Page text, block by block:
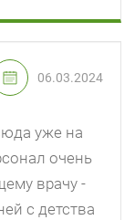
06.03.2024
уже на
очень
врачу -
с детства